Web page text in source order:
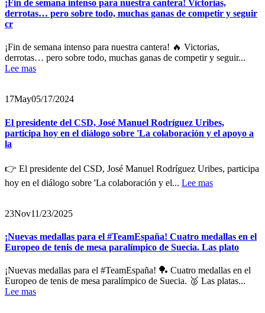
¡Fin de semana intenso para nuestra cantera! Victorias,
derrotas… pero sobre todo, muchas ganas de competir y seguir
cr
¡Fin de semana intenso para nuestra cantera! 🔥 Victorias,
derrotas… pero sobre todo, muchas ganas de competir y seguir...
Lee mas
17May05/17/2024
El presidente del CSD, José Manuel Rodríguez Uribes,
participa hoy en el diálogo sobre 'La colaboración y el apoyo a
la
👉 El presidente del CSD, José Manuel Rodríguez Uribes, participa
hoy en el diálogo sobre 'La colaboración y el... Lee mas
23Nov11/23/2025
¡Nuevas medallas para el #TeamEspaña! Cuatro medallas en el
Europeo de tenis de mesa paralímpico de Suecia. Las plato
¡Nuevas medallas para el #TeamEspaña! 🏓 Cuatro medallas en el
Europeo de tenis de mesa paralímpico de Suecia. 🥈 Las platas...
Lee mas